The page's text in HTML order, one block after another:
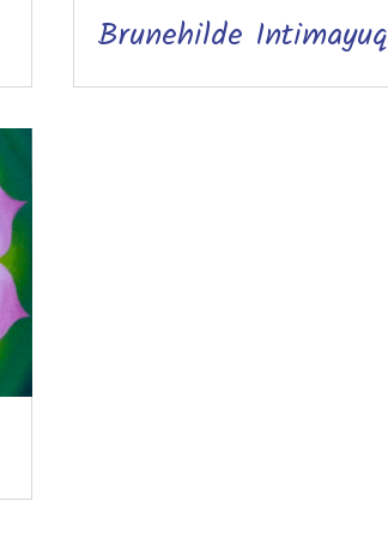
Brunehilde Intimayuq